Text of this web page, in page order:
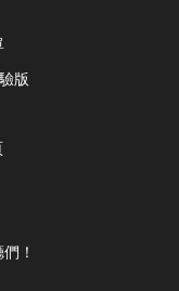
版
！